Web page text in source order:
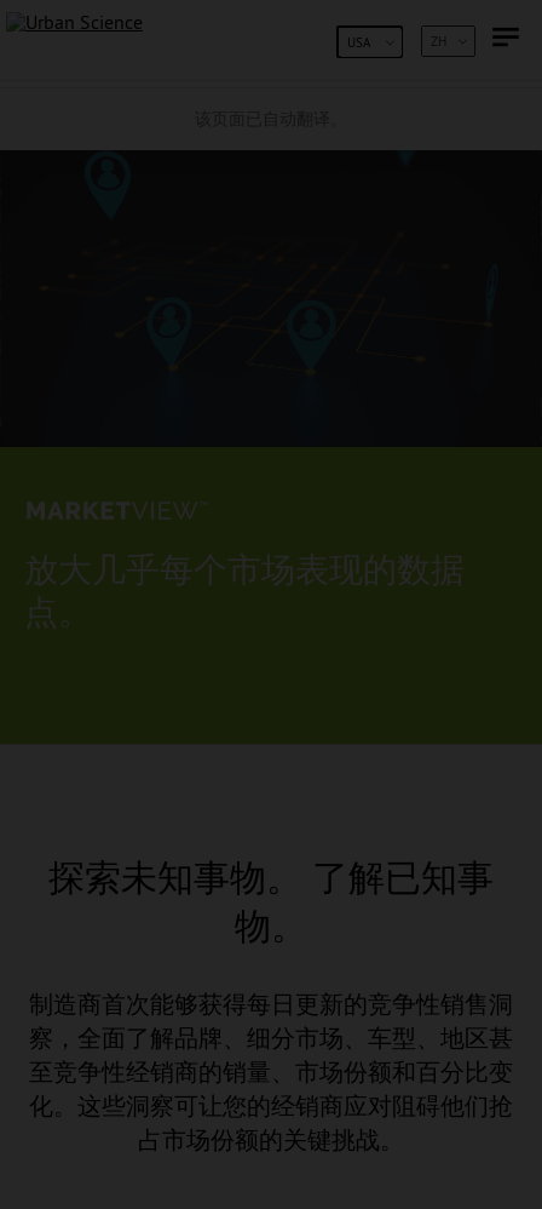
ZH
USA
放大几乎每个市场表现的数据
点。
探索未知事物。
了解已知事
物。
制造商首次能够获得每日更新的竞争性销售洞
察，全面了解品牌、细分市场、车型、地区甚
至竞争性经销商的销量、市场份额和百分比变
化。这些洞察可让您的经销商应对阻碍他们抢
占市场份额的关键挑战。